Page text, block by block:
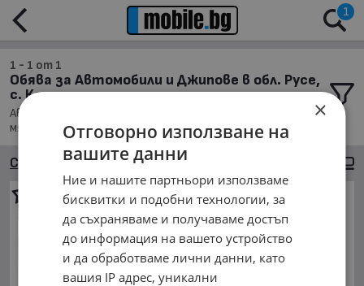
1
1 - 1 от 1
Обява за Автомобили и Джипове в обл. Русе,
с. Кошарна
Автомобили и Джипове, Намира се в обл. Русе, Населено
място с. Кошарна, Подредени по: Марка/Модел/Цена
Сортиране
VW Golf
2 300 €
4 498.41 лв.
април 2006 г., Бензинов
обл. Русе, с. Кошарна
×
Отговорно използване на
вашите данни
Ние и нашите партньори използваме
бисквитки и подобни технологии, за
да съхраняваме и получаваме достъп
до информация на вашето устройство
и да обработваме лични данни, като
вашия IP адрес, уникални